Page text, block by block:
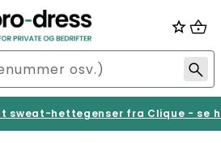
sweat-hettegenser fra Clique - se